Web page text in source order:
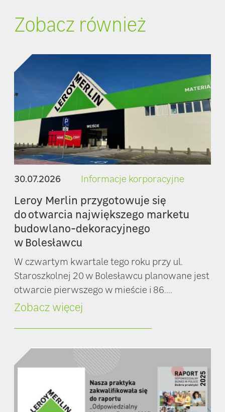
Zobacz również
30.07.2026 Informacje korporacyjne
Leroy Merlin przygotowuje się
do otwarcia największego marketu
budowlano-dekoracyjnego
w Bolesławcu
W czwartym kwartale tego roku przy ul.
Staroszkolnej 20 w Bolesławcu planowane jest
otwarcie pierwszego w mieście i 86....
Zobacz więcej